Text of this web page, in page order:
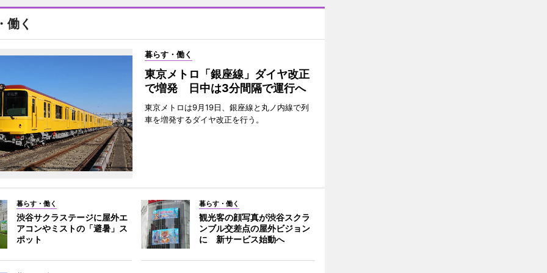
働く
暮らす・働く
東京メトロ「銀座線」ダイヤ改正
で増発 日中は3分間隔で運行へ
東京メトロは9月19日、銀座線と丸ノ内線で列
車を増発するダイヤ改正を行う。
暮らす・働く
渋谷サクラステージに屋外エ
アコンやミストの「避暑」ス
ポット
暮らす・働く
観光客の顔写真が渋谷スクラ
ンブル交差点の屋外ビジョン
に 新サービス始動へ